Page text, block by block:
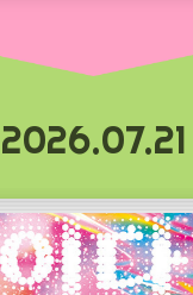
2026.07.21